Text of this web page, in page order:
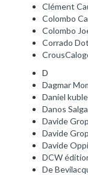
Clément
Colombo
Colombo
Corrado
D
Dagmar
Daniel
Danos
Davide
Davide
Davide
DCW
De